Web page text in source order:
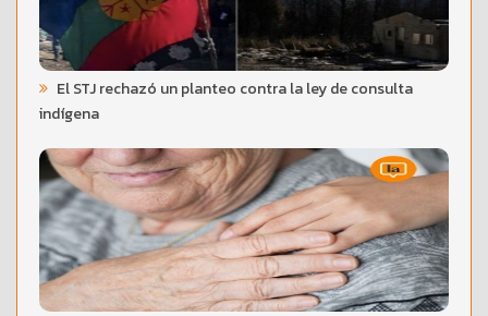
El STJ rechazó un planteo contra la ley de consulta
indígena